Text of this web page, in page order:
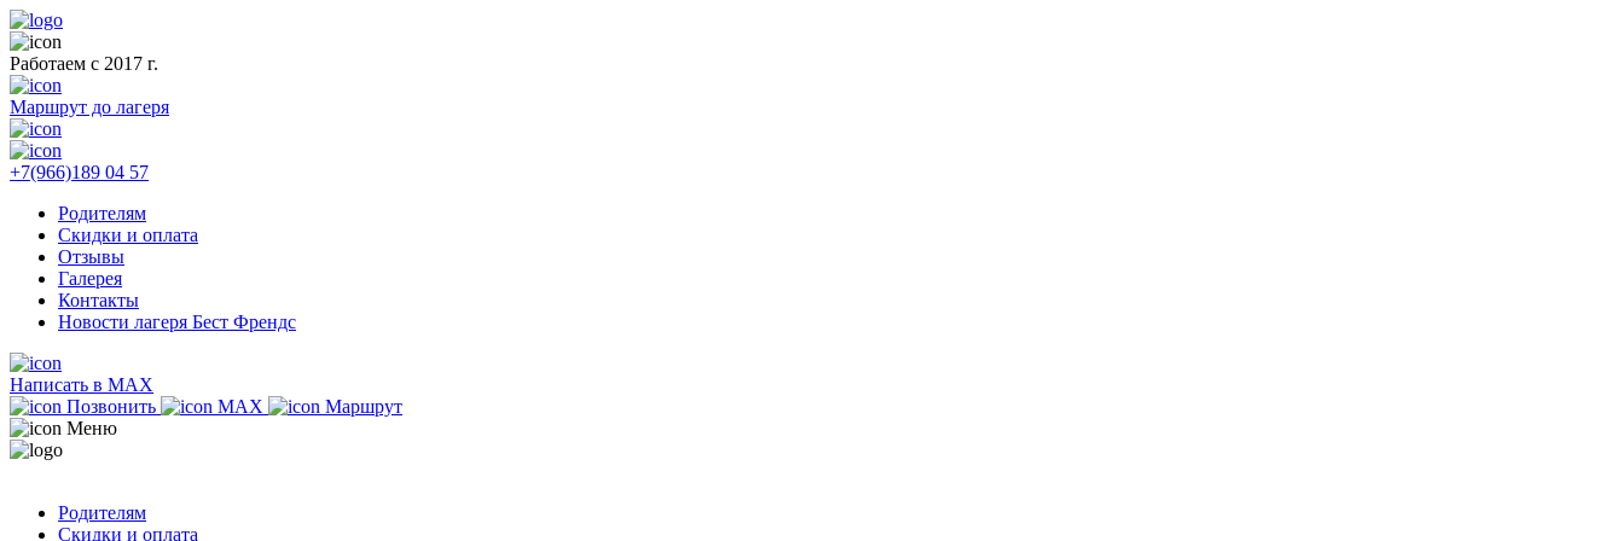
Работаем с 2017 г.
Маршрут до лагеря
+7(966)189 04 57
Родителям
Скидки и оплата
Отзывы
Галерея
Контакты
Новости лагеря Бест Френдс
Написать в MAX
Позвонить
MAX
Маршрут
Меню
Родителям
Скидки и оплата